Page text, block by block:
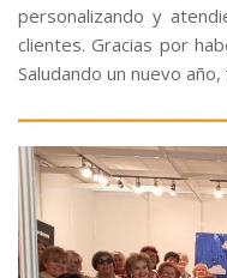
personalizando y
clientes. Gracias por
Saludando un nuevo